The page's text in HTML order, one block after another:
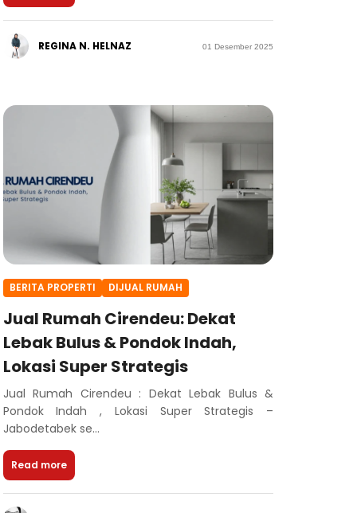
REGINA N. HELNAZ 01 Desember 2025
BERITA PROPERTI DIJUAL RUMAH
Jual Rumah Cirendeu: Dekat
Lebak Bulus & Pondok Indah,
Lokasi Super Strategis
Jual Rumah Cirendeu : Dekat Lebak Bulus &
Pondok Indah , Lokasi Super Strategis –
Jabodetabek se...
Read more